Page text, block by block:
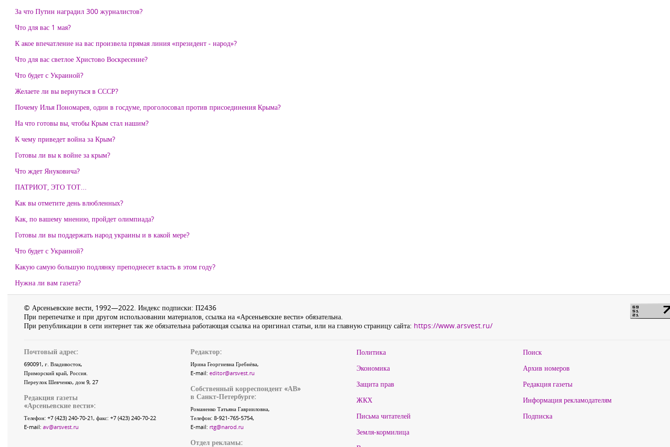
За что Путин наградил 300 журналистов?
Что для вас 1 мая?
К акое впечатление на вас произвела прямая линия «президент - народ»?
Что для вас светлое Христово Воскресение?
Что будет с Украиной?
Желаете ли вы вернуться в СССР?
Почему Илья Пономарев, один в госдуме, проголосовал против присоединения Крыма?
На что готовы вы, чтобы Крым стал нашим?
К чему приведет война за Крым?
Готовы ли вы к войне за крым?
Что ждет Януковича?
ПАТРИОТ, ЭТО ТОТ...
Как вы отметите день влюбленных?
Как, по вашему мнению, пройдет олимпиада?
Готовы ли вы поддержать народ украины и в какой мере?
Что будет с Украиной?
Какую самую большую подлянку преподнесет власть в этом году?
Нужна ли вам газета?
© Арсеньевские вести, 1992—2022. Индекс подписки: П2436
При перепечатке и при другом использовании материалов, ссылка на «Арсеньевские вести» обязательна.
При републикации в сети интернет так же обязательна работающая ссылка на оригинал статьи, или на главную страницу сайта: https://www.arsvest.ru/
Почтовый адрес:
690091, г. Владивосток,
Приморский край, Россия.
Переулок Шевченко, дом 9, 27
Редакция газеты
«Арсеньевские вести»:
Телефон: +7 (423) 240-70-21, факс: +7 (423) 240-70-22
E-mail: av@arsvest.ru
Редактор:
Ирина Георгиевна Гребнёва,
E-mail: editor@arsvest.ru
Собственный корреспондент «АВ»
в Санкт-Петербурге:
Романенко Татьяна Гаврииловна,
Телефон: 8-921-765-5754,
E-mail: rtg@narod.ru
Отдел рекламы:
Политика
Экономика
Защита прав
ЖКХ
Письма читателей
Земля-кормилица
Поиск
Архив номеров
Редакция газеты
Информация рекламодателям
Подписка